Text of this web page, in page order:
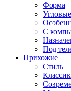
Форма
Угловые
С
Под
Прихожие
Стиль